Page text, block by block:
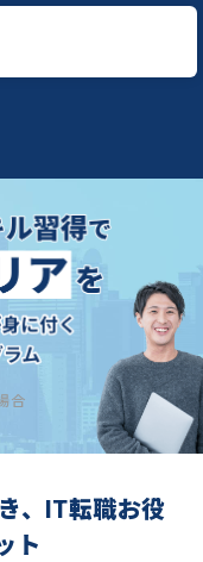
合
、IT転職お役
ト